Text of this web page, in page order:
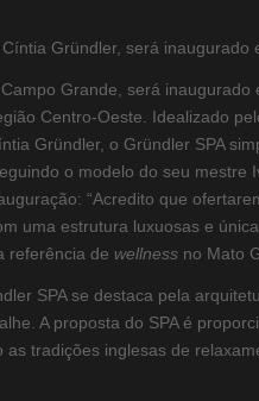
Gründler, será inaugurado
Grande, será inaugurado
Centro-Oeste. Idealizado
Gründler, o Gründler SPA
o modelo do seu mestre
“Acredito que
uma estrutura luxuosas e
referência de wellness no Mato
SPA se destaca pela
A proposta do SPA é
tradições inglesas de